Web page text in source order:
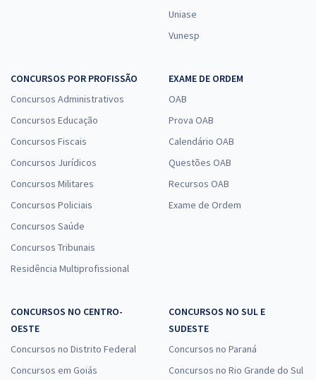
Uniase
Vunesp
CONCURSOS POR PROFISSÃO
Concursos Administrativos
Concursos Educação
Concursos Fiscais
Concursos Jurídicos
Concursos Militares
Concursos Policiais
Concursos Saúde
Concursos Tribunais
Residência Multiprofissional
EXAME DE ORDEM
OAB
Prova OAB
Calendário OAB
Questões OAB
Recursos OAB
Exame de Ordem
CONCURSOS NO CENTRO-
OESTE
Concursos no Distrito Federal
Concursos em Goiás
CONCURSOS NO SUL E
SUDESTE
Concursos no Paraná
Concursos no Rio Grande do Sul